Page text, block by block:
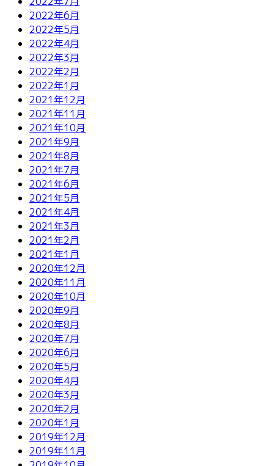
2022年6月
2022年5月
2022年4月
2022年3月
2022年2月
2022年1月
2021年12月
2021年11月
2021年10月
2021年9月
2021年8月
2021年7月
2021年6月
2021年5月
2021年4月
2021年3月
2021年2月
2021年1月
2020年12月
2020年11月
2020年10月
2020年9月
2020年8月
2020年7月
2020年6月
2020年5月
2020年4月
2020年3月
2020年2月
2020年1月
2019年12月
2019年11月